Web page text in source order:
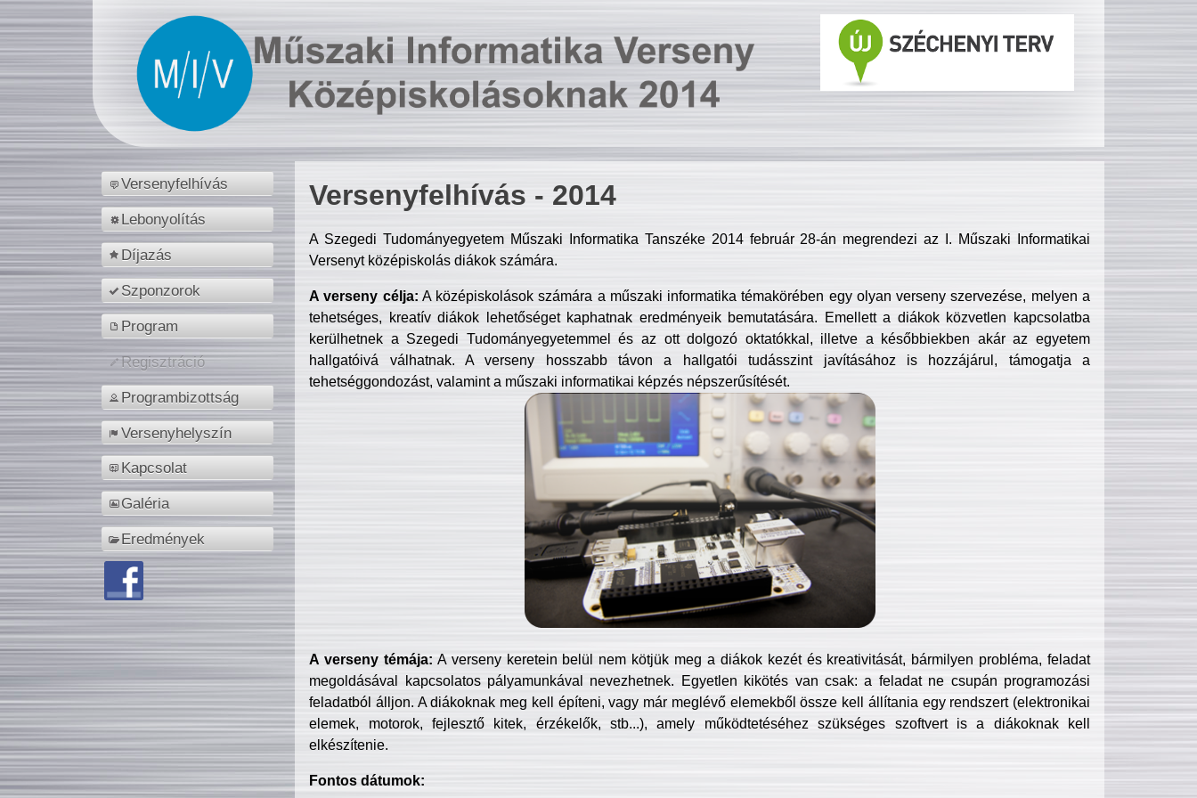
Versenyfelhívás
Lebonyolítás
Díjazás
Szponzorok
Program
Regisztráció
Programbizottság
Versenyhelyszín
Kapcsolat
Galéria
Eredmények
Versenyfelhívás - 2014
A Szegedi Tudományegyetem Műszaki Informatika Tanszéke 2014 február 28-án megrendezi az I. Műszaki Informatikai
Versenyt középiskolás diákok számára.
A verseny célja: A középiskolások számára a műszaki informatika témakörében egy olyan verseny szervezése, melyen a
tehetséges, kreatív diákok lehetőséget kaphatnak eredményeik bemutatására. Emellett a diákok közvetlen kapcsolatba
kerülhetnek a Szegedi Tudományegyetemmel és az ott dolgozó oktatókkal, illetve a későbbiekben akár az egyetem
hallgatóivá válhatnak. A verseny hosszabb távon a hallgatói tudásszint javításához is hozzájárul, támogatja a
tehetséggondozást, valamint a műszaki informatikai képzés népszerűsítését.
A verseny témája: A verseny keretein belül nem kötjük meg a diákok kezét és kreativitását, bármilyen probléma, feladat
megoldásával kapcsolatos pályamunkával nevezhetnek. Egyetlen kikötés van csak: a feladat ne csupán programozási
feladatból álljon. A diákoknak meg kell építeni, vagy már meglévő elemekből össze kell állítania egy rendszert (elektronikai
elemek, motorok, fejlesztő kitek, érzékelők, stb...), amely működtetéséhez szükséges szoftvert is a diákoknak kell
elkészítenie.
Fontos dátumok: